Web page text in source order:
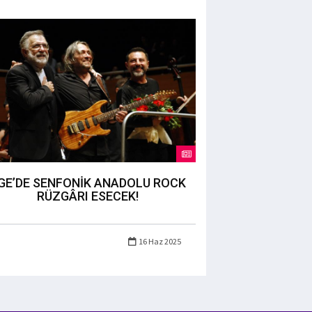
SENFONİK ANADOLU ROCK
RÜZGÂRI ESECEK!
16 Haz 2025